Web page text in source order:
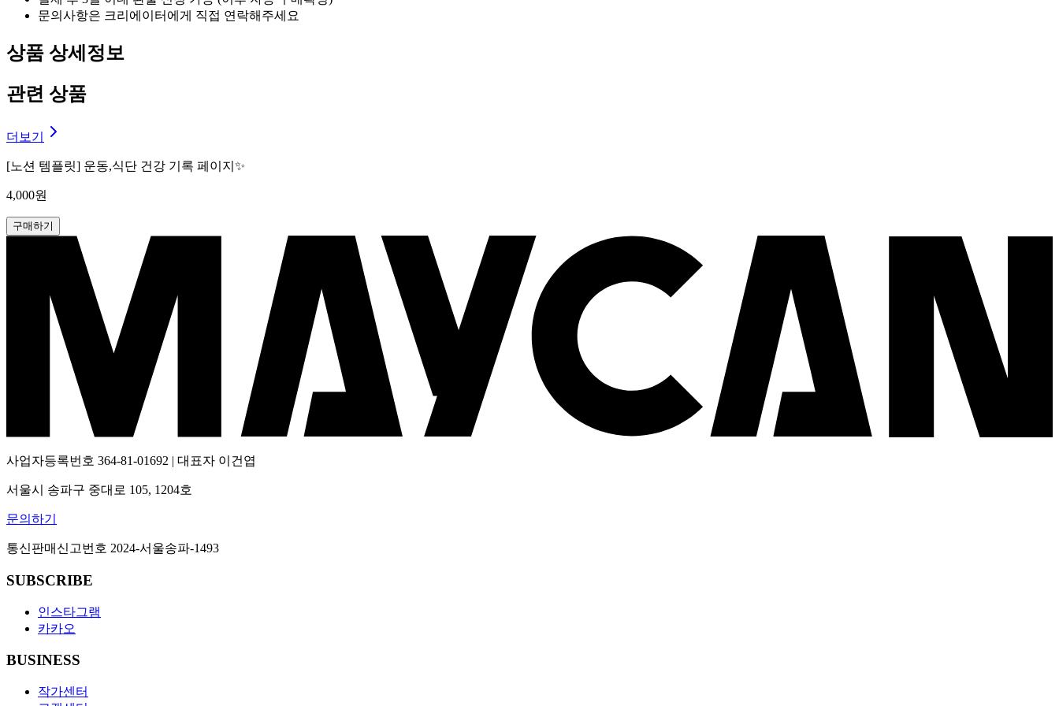
문의사항은 크리에이터에게 직접 연락해주세요
상품 상세정보
관련 상품
더보기
[노션 템플릿] 운동,식단 건강 기록 페이지✨
4,000원
구매하기
사업자등록번호 364-81-01692 | 대표자 이건엽
서울시 송파구 중대로 105, 1204호
문의하기
통신판매신고번호 2024-서울송파-1493
SUBSCRIBE
인스타그램
카카오
BUSINESS
작가센터